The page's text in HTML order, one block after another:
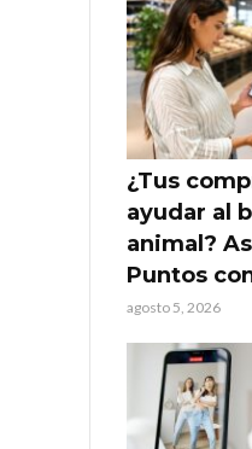
¿Tus
ayudar al
animal?
Puntos
agosto 5, 2026